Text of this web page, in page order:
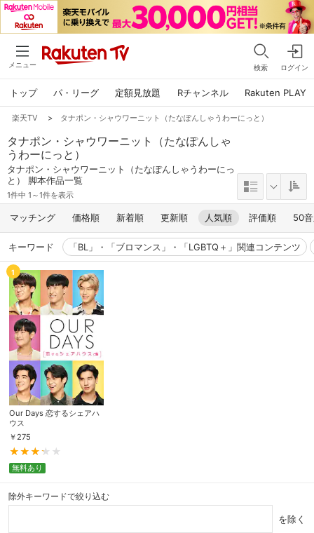
メニュー 検索 ログイン
トップ パ・リーグ 定額見放題 Rチャンネル Rakuten PLAY
楽天TV > タナポン・シャウワーニット（たなぽんしゃうわーにっと）
タナポン・シャウワーニット（たなぽんしゃ
うわーにっと）
タナポン・シャウワーニット（たなぽんしゃうわーにっ
と） 脚本作品一覧
1件中 1～1件を表示
マッチング 価格順 新着順 更新順 人気順 評価順 50
キーワード 「BL」・「ブロマンス」・「LGBTQ＋」関連コンテンツ
1
Our Days 恋するシェアハ
ウス
￥ 275
無料あり
除外キーワードで絞り込む
を除く